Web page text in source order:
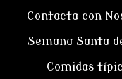
Contacta con
Semana Santa
Comidas